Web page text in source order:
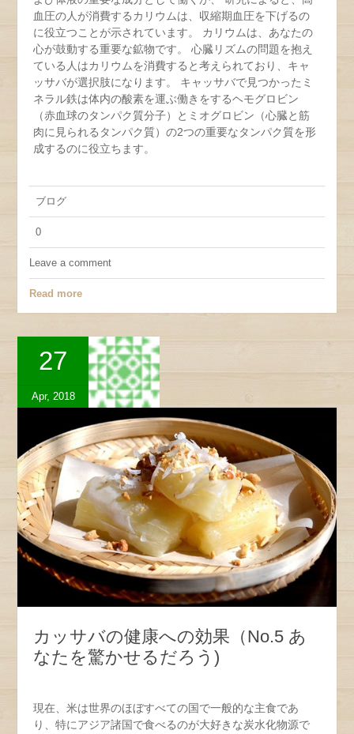
血圧の人が消費するカリウムは、収縮期血圧を下げるの
に役立つことが示されています。 カリウムは、あなたの
心が鼓動する重要な鉱物です。 心臓リズムの問題を抱え
ている人はカリウムを消費すると考えられており、キャ
ッサバが選択肢になります。 キャッサバで見つかったミ
ネラル鉄は体内の酸素を運ぶ働きをするヘモグロビン
（赤血球のタンパク質分子）とミオグロビン（心臓と筋
肉に見られるタンパク質）の2つの重要なタンパク質を形
成するのに役立ちます。
ブログ
0
Leave a comment
Read more
27
Apr, 2018
カッサバの健康への効果（No.5 あ
なたを驚かせるだろう)
現在、米は世界のほぼすべての国で一般的な主食であ
り、特にアジア諸国で食べるのが大好きな炭水化物源で